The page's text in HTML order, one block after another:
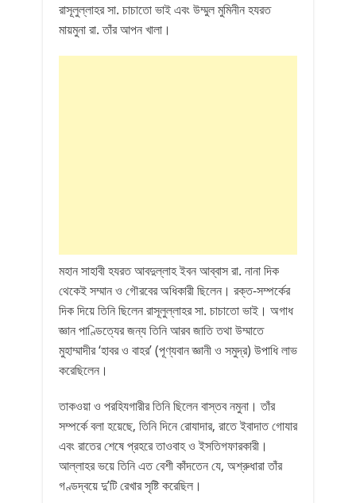
রাসূলুল্লাহর সা. চাচাতো ভাই এবং উম্মুল মুমিনীন হযরত
মায়মুনা রা. তাঁর আপন খালা।
মহান সাহাবী হযরত আবদুল্লাহ ইবন আব্বাস রা. নানা দিক
থেকেই সম্মান ও গৌরবের অধিকারী ছিলেন। রক্ত-সম্পর্কের
দিক দিয়ে তিনি ছিলেন রাসূলুল্লাহর সা. চাচাতো ভাই। অগাধ
জ্ঞান পাণ্ডিত্যের জন্য তিনি আরব জাতি তথা উম্মাতে
মুহাম্মাদীর ‘হাবর ও বাহর’ (পূণ্যবান জ্ঞানী ও সমুদ্র) উপাধি লাভ
করেছিলেন।
তাকওয়া ও পরহিযগারীর তিনি ছিলেন বাস্তব নমুনা। তাঁর
সম্পর্কে বলা হয়েছে, তিনি দিনে রোযাদার, রাতে ইবাদাত গোযার
এবং রাতের শেষে প্রহরে তাওবাহ ও ইসতিগফারকারী।
আল্লাহর ভয়ে তিনি এত বেশী কাঁদতেন যে, অশ্রুধারা তাঁর
গণ্ডদ্বয়ে দু’টি রেখার সৃষ্টি করেছিল।